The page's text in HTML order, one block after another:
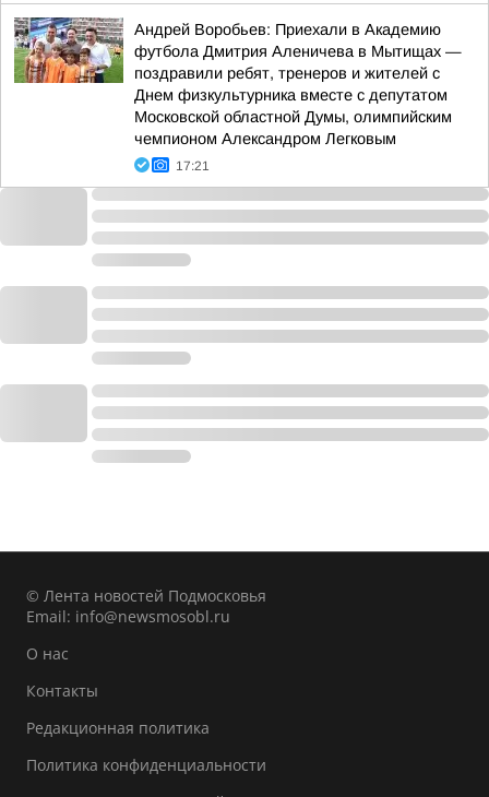
Андрей Воробьев: Приехали в Академию
футбола Дмитрия Аленичева в Мытищах —
поздравили ребят, тренеров и жителей с
Днем физкультурника вместе с депутатом
Московской областной Думы, олимпийским
чемпионом Александром Легковым
17:21
© Лента новостей Подмосковья
Email: info@newsmosobl.ru
О нас
Контакты
Редакционная политика
Политика конфиденциальности